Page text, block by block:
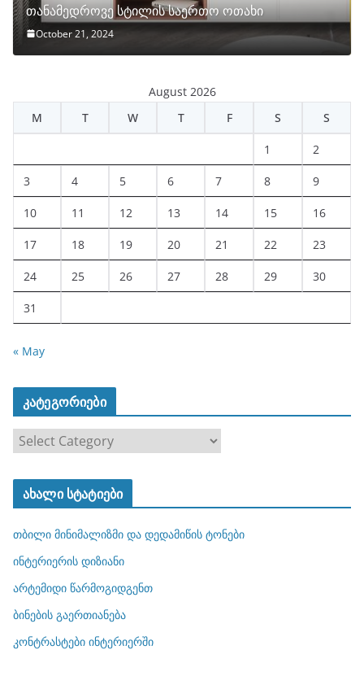
თანამედროვე სტილის საერთო ოთახი
October 21, 2024
August 2026
M
T W T F S S
1 2
3 4 5 6 7 8 9
10 11 12 13 14 15 16
17 18 19 20 21 22 23
24 25 26 27 28 29 30
31
« May
კატეგორიები
ა
ტ
ო
რ
ბ
ი
ახალი სტატიები
თბილი მინიმალიზმი და დედამიწის ტონები
ინტერიერის დიზიანი
არტემიდი წარმოგიდგენთ
ბინების გაერთიანება
კონტრასტები ინტერიერში